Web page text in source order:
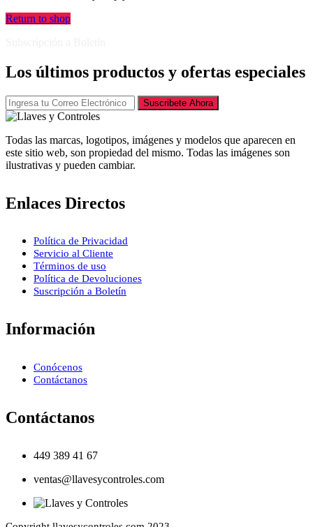
Return to shop
Los últimos productos y ofertas especiales
Suscribete Ahora
Todas las marcas, logotipos, imágenes y modelos que aparecen en
este sitio web, son propiedad del mismo. Todas las imágenes son
ilustrativas y pueden cambiar.
Enlaces Directos
Política de Privacidad
Servicio al Cliente
Términos de uso
Política de Devoluciones
Suscripción a Boletín
Información
Conócenos
Contáctanos
Contáctanos
449 389 41 67
ventas@llavesycontroles.com